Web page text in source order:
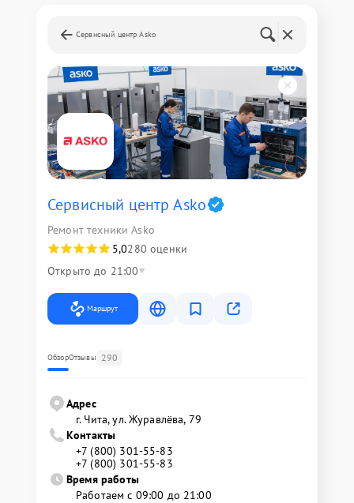
Сервисный центр Asko
Сервисный центр Asko
Ремонт техники Asko
5,0280 оценки
Открыто до 21:00
Маршрут
ОбзорОтзывы 290
Адрес
г. Чита, ул. Журавлёва, 79
Контакты
+7 (800) 301-55-83
+7 (800) 301-55-83
Время работы
Работаем с 09:00 до 21:00